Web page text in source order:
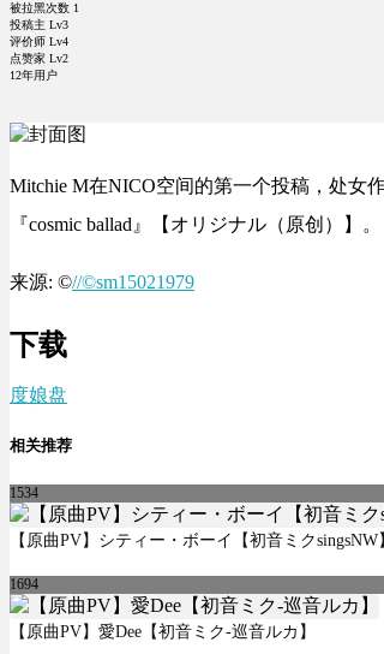
被拉黑次数 1
投稿主 Lv3
评价师 Lv4
点赞家 Lv2
12年用户
Mitchie M在NICO空间的第一个投稿，处女
『cosmic ballad』【オリジナル（原创）】。
来源: ©//©sm15021979
下载
度娘盘
相关推荐
1534
【原曲PV】シティー・ボーイ【初音ミクsingsNW
1694
【原曲PV】愛Dee【初音ミク-巡音ルカ】